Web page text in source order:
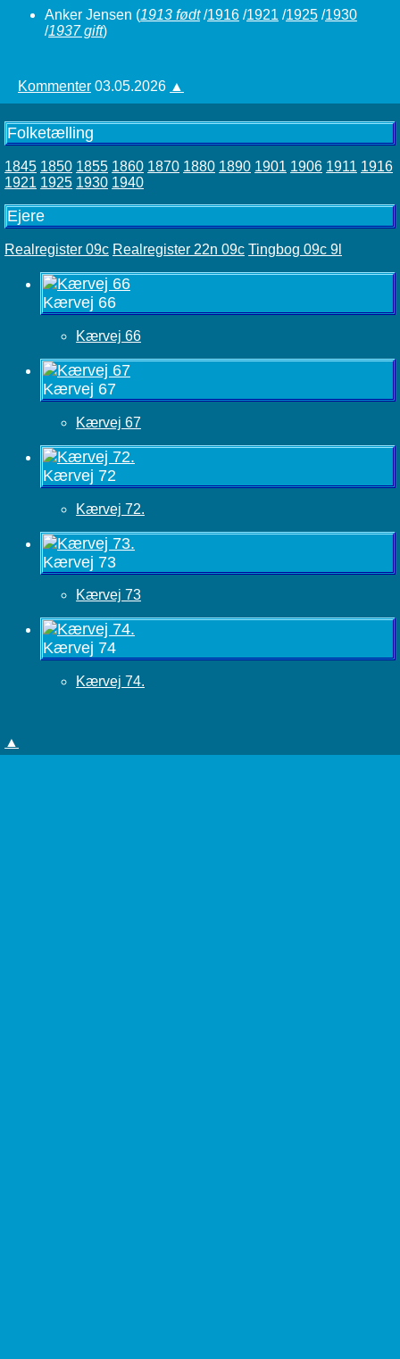
Anker Jensen (1913 født/1916 /1921 /1925 /1930
/1937 gift)
Kommenter 03.05.2026 ▲
Folketælling
1845 1850 1855 1860 1870 1880 1890 1901 1906 1911 1916
1921 1925 1930 1940
Ejere
Realregister 09c Realregister 22n 09c Tingbog 09c 9l
Kærvej 66
Kærvej 66
Kærvej 67
Kærvej 67
Kærvej 72
Kærvej 72.
Kærvej 73
Kærvej 73
Kærvej 74
Kærvej 74.
▲